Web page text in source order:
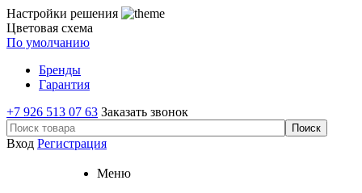
Настройки решения
Цветовая схема
По умолчанию
Бренды
Гарантия
+7 926 513 07 63 Заказать звонок
Вход Регистрация
Меню